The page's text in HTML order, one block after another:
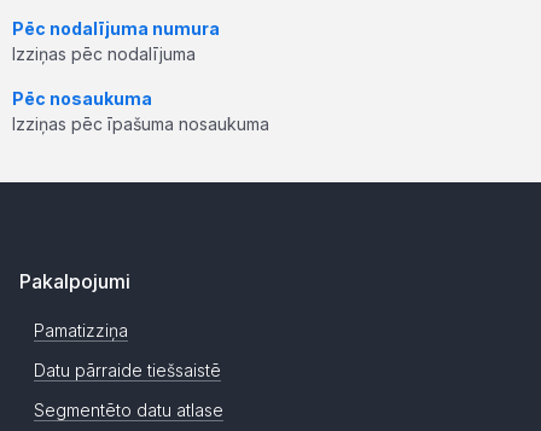
Pēc nodalījuma numura
Izziņas pēc nodalījuma
Pēc nosaukuma
Izziņas pēc īpašuma nosaukuma
Pakalpojumi
Pamatizziņa
Datu pārraide tiešsaistē
Segmentēto datu atlase